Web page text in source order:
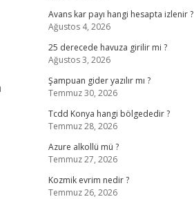
Avans kar payı hangi hesapta izlenir ?
Ağustos 4, 2026
25 derecede havuza girilir mi ?
Ağustos 3, 2026
Şampuan gider yazılır mı ?
Temmuz 30, 2026
Tcdd Konya hangi bölgededir ?
Temmuz 28, 2026
Azure alkollü mü ?
Temmuz 27, 2026
Kozmik evrim nedir ?
Temmuz 26, 2026